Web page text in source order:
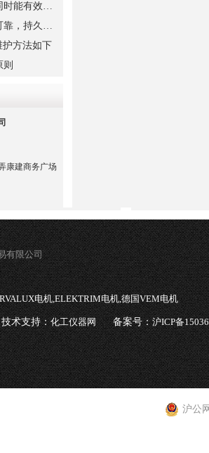
光耦合器传输信号的同时能有效抑制尖脉冲机各种杂讯干扰
在线称重设备：稳定可靠，持久保障生产质量
护方法如下
康建商务广场
有限公司
电机,ELEKTRIM电机,德国VEM电机
术支持：化工仪器网 备案号：沪ICP备
沪公